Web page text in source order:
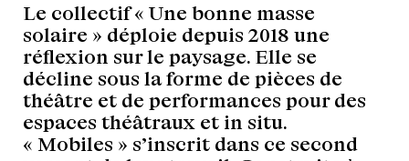
Le collectif « Une bonne masse
solaire » déploie depuis 2018 une
réflexion sur le paysage. Elle se
décline sous la forme de pièces de
théâtre et de performances pour des
espaces théâtraux et in situ.
« Mobiles » s’inscrit dans ce second